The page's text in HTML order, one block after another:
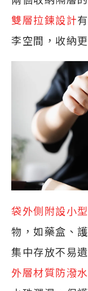
雙層拉鍊設計
李空間，收納
袋外側附設小
物，如藥盒、
集中存放不易遺
外層材質防潑水